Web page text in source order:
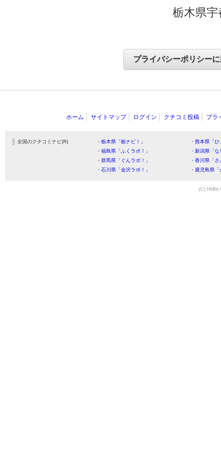
栃木県
ホーム サイトマップ ログイン クチコミ投稿 プラ
全国のクチコミナビ(R) ・栃木県「栃ナビ！」
・熊本県「
・福島県「ふくラボ！」
・新潟県「
・群馬県「ぐんラボ！」
・香川県「
・石川県「金沢ラボ！」
・鹿児島県
(C) HitBit